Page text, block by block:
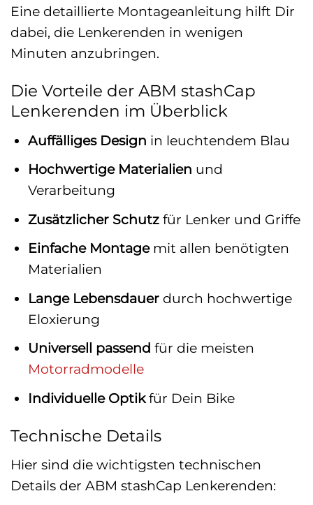
Eine detaillierte Montageanleitung hilft Dir
dabei, die Lenkerenden in wenigen
Minuten anzubringen.
Die Vorteile der ABM stashCap
Lenkerenden im Überblick
Auffälliges Design in leuchtendem Blau
Hochwertige Materialien und
Verarbeitung
Zusätzlicher Schutzfür Lenker und Griffe
Einfache Montagemit allen benötigten
Materialien
Lange Lebensdauerdurch hochwertige
Eloxierung
Universell passend für die meisten
Motorradmodelle
Individuelle Optikfür Dein Bike
Technische Details
Hier sind die wichtigsten technischen
Details der ABM stashCap Lenkerenden: